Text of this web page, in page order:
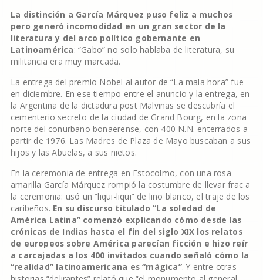
La distinción a García Márquez puso feliz a muchos
pero generó incomodidad en un gran sector de la
literatura y del arco político gobernante en
Latinoamérica: “Gabo” no solo hablaba de literatura, su
militancia era muy marcada.
La entrega del premio Nobel al autor de “La mala hora” fue
en diciembre. En ese tiempo entre el anuncio y la entrega, en
la Argentina de la dictadura post Malvinas se descubría el
cementerio secreto de la ciudad de Grand Bourg, en la zona
norte del conurbano bonaerense, con 400 N.N. enterrados a
partir de 1976. Las Madres de Plaza de Mayo buscaban a sus
hijos y las Abuelas, a sus nietos.
En la ceremonia de entrega en Estocolmo, con una rosa
amarilla García Márquez rompió la costumbre de llevar frac a
la ceremonia: usó un “liqui-liqui” de lino blanco, el traje de los
caribeños. En su discurso titulado “La soledad de
América Latina” comenzó explicando cómo desde las
crónicas de Indias hasta el fin del siglo XIX los relatos
de europeos sobre América parecían ficción e hizo reír
a carcajadas a los 400 invitados cuando señaló cómo la
“realidad” latinoamericana es “mágica”. Y entre otras